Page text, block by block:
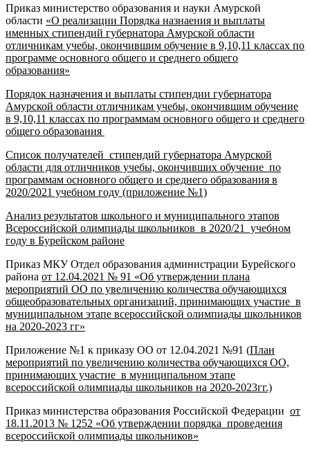
Приказ министерство образования и науки Амурской
области «О реализации Порядка назнаения и выплаты
именных стипендий губернатора Амурской области
отличникам учебы, окончившим обучение в 9,10,11 классах по
программе основного общего и среднего общего
образования»
Порядок назначения и выплаты стипендии губернатора
Амурской области отличникам учебы, окончившим обучение
в 9,10,11 классах по программам основного общего и среднего
общего образования
Cписок получателей стипендий губернатора Амурской
области для отличников учебы, окончивших обучение по
программам основного общего и среднего образования в
2020/2021 учебном году (приложение №1)
Анализ результатов школьного и муниципального этапов
Всероссийской олимпиады школьников в 2020/21 учебном
году в Бурейском районе
Приказ МКУ Отдел образования администрации Бурейского
района от 12.04.2021 № 91 «Об утверждении плана
мероприятий ОО по увеличению количества обучающихся
общеобразовательных организаций, принимающих участие в
муниципальном этапе всероссийской олимпиады школьников
на 2020-2023 гг»
Приложение №1 к приказу ОО от 12.04.2021 №91 (План
мероприятий по увеличению количества обучающихся ОО,
принимающих участие в муниципальном этапе
всероссийской олимпиады школьников на 2020-2023гг.)
Приказ министерства образования Российской Федерации от
18.11.2013 № 1252 «Об утверждении порядка проведения
всероссийской олимпиады школьников»